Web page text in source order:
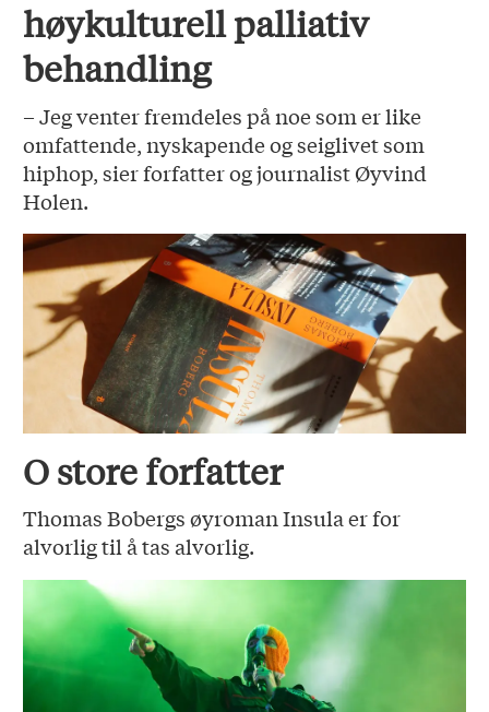
høykulturell palliativ
behandling
– Jeg venter fremdeles på noe som er like
omfattende, nyskapende og seiglivet som
hiphop, sier forfatter og journalist Øyvind
Holen.
O store forfatter
Thomas Bobergs øyroman Insula er for
alvorlig til å tas alvorlig.